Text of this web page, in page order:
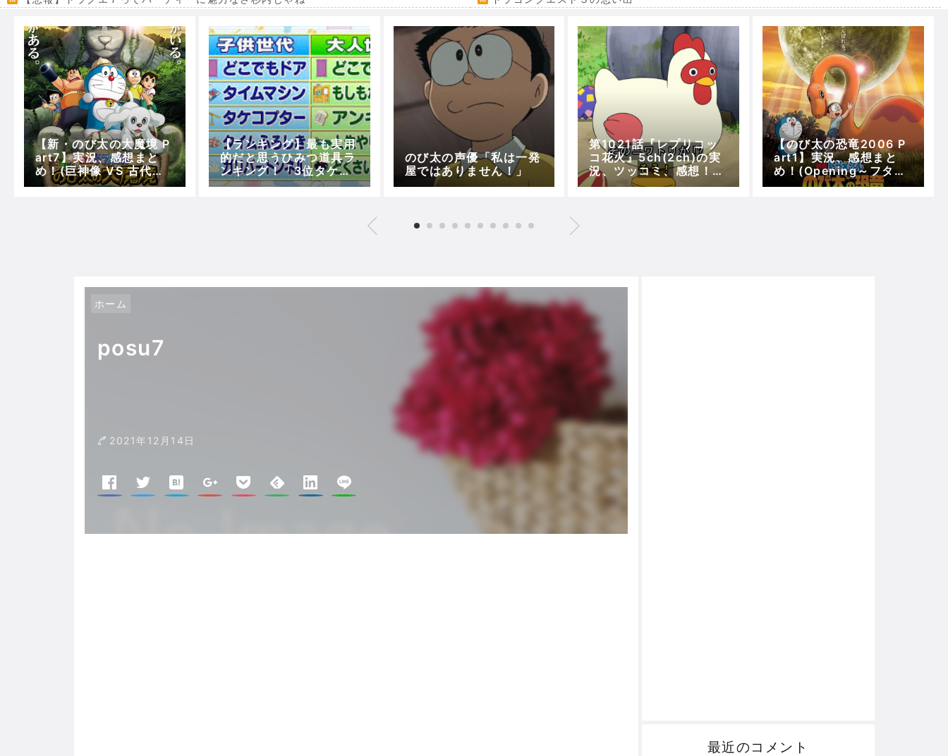
Powered by livedoor 相互RSS
【新・のび太の大魔境 P
art7】実況、感想まと
め！(巨神像 VS 古代兵
器～ダブランダーの最期
【ランキング】最も実用
的だと思うひみつ道具ラ
ンキング！「3位タケコ
プター」、「2位四次元
のび太の声優「私は一発
屋ではありません！」
第1021話『レプリコッ
コ花火』5ch(2ch)の実
況、ツッコミ、感想！
【アニメドラえもん】
【のび太の恐竜2006 P
art1】実況、感想まと
め！(Opening～フタバ
スズキリュウのピー助誕
ホーム
posu7
2021年12月14日
最近のコメント